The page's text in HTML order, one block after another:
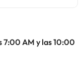
7:00 AM y las 10:00